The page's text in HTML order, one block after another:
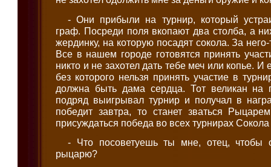
- Они прибыли на турнир, который
граф. Посреди поля вкопают два столба, а
жердинку, на которую посадят сокола. За
Все в нашем городе готовятся принять
никто и не захотел дать тебе меч или копье. И
без которого нельзя принять участие в
должна быть дама сердца. Тот великан на
подряд выигрывал турнир и получал в
победит завтра, то станет зваться
присуждаться победа во всех турнирах
- Что посоветуешь ты мне, отец, чтобы
рыцарю?